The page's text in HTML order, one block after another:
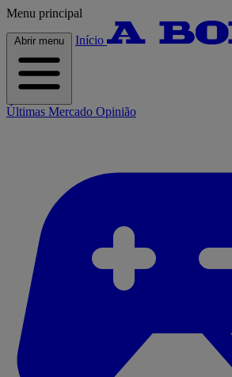
Menu principal
Abrir menu Início
Últimas Mercado Opinião